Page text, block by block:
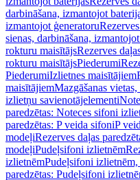
darbināšana, izmantojot
izmantojot ģeneratoru
sienas, darbināšana,
rokturu maisītājsRezerves
rokturu maisītājsPiederumi
PiederumiIzlietnes maisītājiem
maisītājiemMazgāšanas
izlietņu savienotājelementi
paredzētas: Noteces sifoni
paredzētas: P veida sifoniP
modeļiRezerves daļas
modeļiPudeļsifoni izlietnēm
izlietnēmPudeļsifoni
paredzētas: Pudeļsifoni